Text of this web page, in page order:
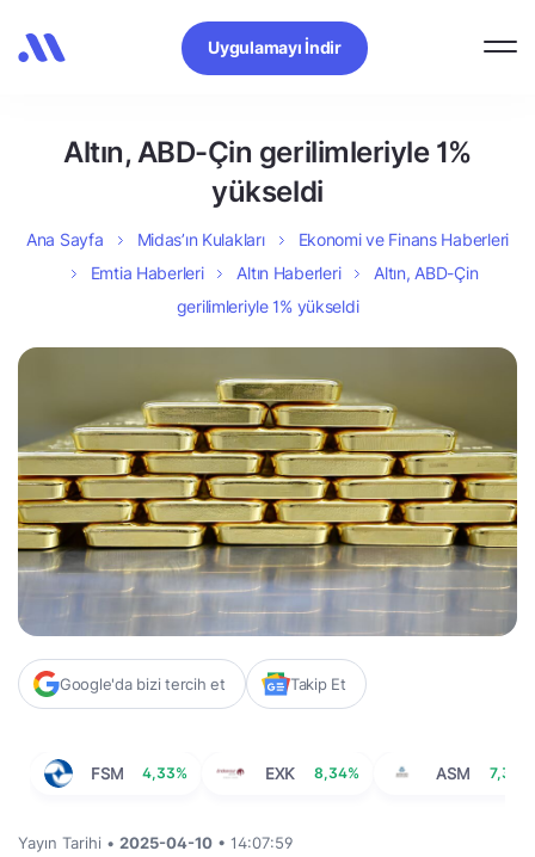
Uygulamayı İndir
Altın, ABD-Çin gerilimleriyle 1%
yükseldi
Ana Sayfa Midas’ın Kulakları
Ekonomi ve Finans Haberleri
Emtia Haberleri
Altın Haberleri
Altın, ABD-Çin
gerilimleriyle 1% yükseldi
Google'da bizi tercih et Takip Et
FSM 4,33% EXK 8,34% ASM 7,32%
Yayın Tarihi • 2025-04-10 • 14:07:59